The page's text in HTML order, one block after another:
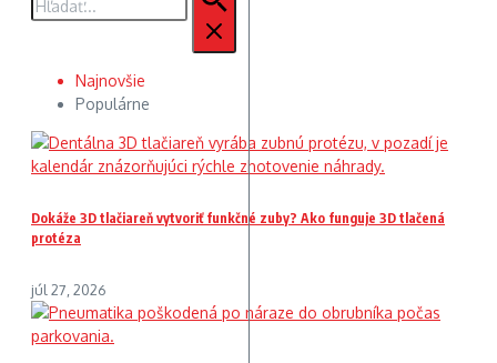
Najnovšie
Populárne
Dokáže 3D tlačiareň vytvoriť funkčné zuby? Ako funguje 3D tlačená
protéza
júl 27, 2026